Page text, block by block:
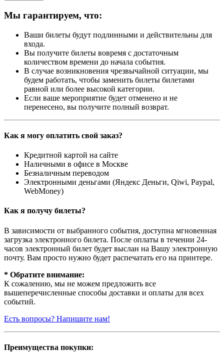
Мы гарантируем, что:
Ваши билеты будут подлинными и действительны для
входа.
Вы получите билеты вовремя с достаточным
количеством времени до начала события.
В случае возникновения чрезвычайной ситуации, мы
будем работать, чтобы заменить билеты билетами
равной или более высокой категории.
Если ваше мероприятие будет отменено и не
перенесено, вы получите полный возврат.
Как я могу оплатить свой заказ?
Кредитной картой на сайте
Наличными в офисе в Москве
Безналичным переводом
Электронными деньгами (Яндекс Деньги, Qiwi, Paypal,
WebMoney)
Как я получу билеты?
В зависимости от выбранного события, доступна мгновенная
загрузка электронного билета. После оплаты в течении 24-
часов электронный билет будет выслан на Вашу электронную
почту. Вам просто нужно будет распечатать его на принтере.
* Обратите внимание:
К сожалению, мы не можем предложить все
вышеперечисленные способы доставки и оплаты для всех
событий.
Есть вопросы? Напишите нам!
Преимущества покупки: